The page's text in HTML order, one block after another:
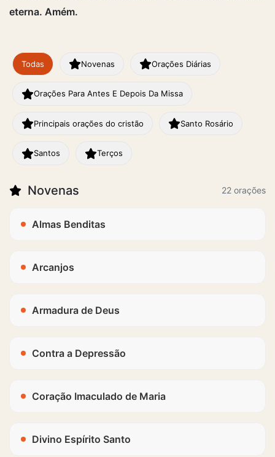
eterna. Amém.
Todas Novenas Orações Diárias
Orações Para Antes E Depois Da Missa
Principais orações do cristão Santo Rosário
Santos Terços
Novenas 22 orações
Almas Benditas
Arcanjos
Armadura de Deus
Contra a Depressão
Coração Imaculado de Maria
Divino Espírito Santo